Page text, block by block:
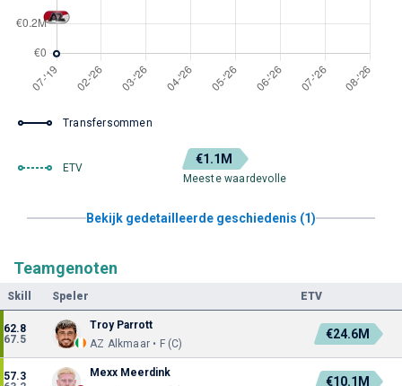
Transfersommen
ETV
€1.1M
Meeste waardevolle
Bekijk gedetailleerde geschiedenis (1)
Teamgenoten
Skill Speler ETV
62.8
67.5
Troy Parrott
AZ Alkmaar • F (C)
€24.6M
57.3
Mexx Meerdink
€10.1M